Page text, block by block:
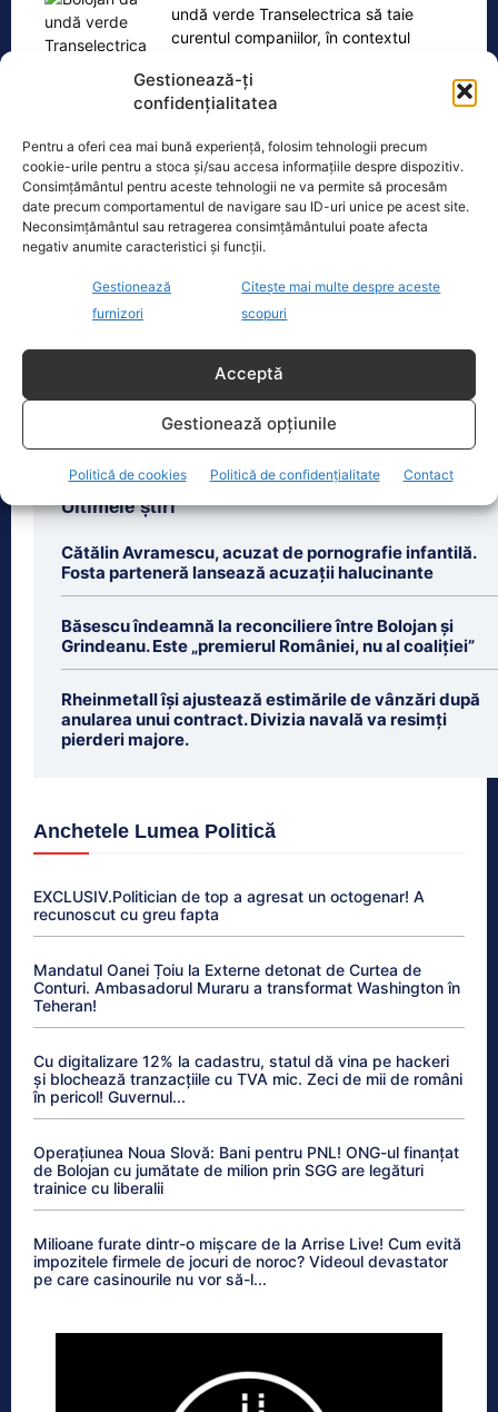
Gestionează-ți
confidențialitatea
Pentru a oferi cea mai bună experiență, folosim tehnologii precum
cookie-urile pentru a stoca și/sau accesa informațiile despre dispozitiv.
Consimțământul pentru aceste tehnologii ne va permite să procesăm
date precum comportamentul de navigare sau ID-uri unice pe acest site.
Neconsimțământul sau retragerea consimțământului poate afecta
negativ anumite caracteristici și funcții.
Gestionează
furnizori
Citește mai multe despre aceste
scopuri
Acceptă
Gestionează opțiunile
Politică de cookies Politică de confidențialitate Contact
undă verde Transelectrica să taie
curentul companiilor, în contextul
Oficiul de Știri
Zilele Ploieștiului, 7-9 august 2026. De la ce oră încep
Zilele Ploieștiului, organizate în
perioada 7-9 august, aduc în centrul
Ultimele știri
Cătălin Avramescu, acuzat de pornografie infantilă.
Fosta parteneră lansează acuzații halucinante
Băsescu îndeamnă la reconciliere între Bolojan și
Grindeanu. Este „premierul României, nu al coaliției”
Rheinmetall își ajustează estimările de vânzări după
anularea unui contract. Divizia navală va resimți
pierderi majore.
Anchetele Lumea Politică
EXCLUSIV.Politician de top a agresat un octogenar! A
recunoscut cu greu fapta
Mandatul Oanei Țoiu la Externe detonat de Curtea de
Conturi. Ambasadorul Muraru a transformat Washington în
Teheran!
Cu digitalizare 12% la cadastru, statul dă vina pe hackeri
și blochează tranzacțiile cu TVA mic. Zeci de mii de români
în pericol! Guvernul...
Operațiunea Noua Slovă: Bani pentru PNL! ONG-ul finanțat
de Bolojan cu jumătate de milion prin SGG are legături
trainice cu liberalii
Milioane furate dintr-o mișcare de la Arrise Live! Cum evită
impozitele firmele de jocuri de noroc? Videoul devastator
pe care casinourile nu vor să-l...